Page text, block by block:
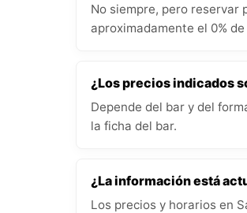
No siempre, pero reservar
aproximadamente el 0%
¿Los precios indicados
Depende del bar y del
la ficha del bar.
¿La información está
Los precios y horarios en